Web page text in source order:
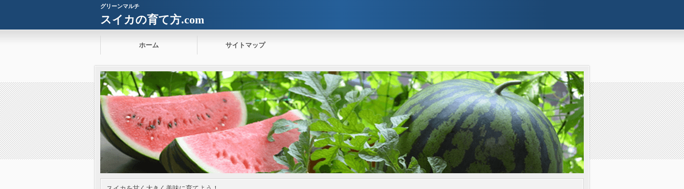
グリーンマルチ
スイカの育て方.com
ホーム サイトマップ